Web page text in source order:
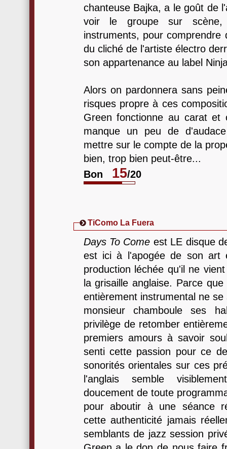
chanteuse Bajka, a le goût de
voir le groupe sur
instruments, pour
du cliché de l'artiste électro
son appartenance au label
Alors on pardonnera sans
risques propre à ces
Green fonctionne au carat et
manque un peu de
mettre sur le compte de la
bien, trop bien peut-être...
Bon
15/20
TiComo La Fuera
Days To Come est LE disque
est ici à l'apogée de son art
production léchée qu'il ne
la grisaille anglaise. Parce
entièrement instrumental ne
monsieur chamboule ses
privilège de retomber
premiers amours à savoir
senti cette passion pour ce
sonorités orientales sur ces
l'anglais semble
doucement de toute
pour aboutir à une séance
cette authenticité jamais
semblants de jazz session